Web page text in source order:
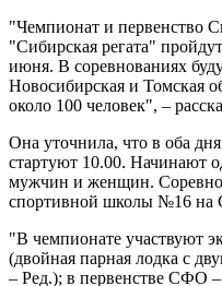
"Чемпионат и первенство
"Сибирская регата"
июня. В соревнованиях
Новосибирская и Томская
около 100 человек", –
Она уточнила, что в оба
стартуют 10.00. Начинают
мужчин и женщин.
спортивной школы №16 на
"В чемпионате участвуют
(двойная парная лодка с
– Ред.); в первенстве СФО –